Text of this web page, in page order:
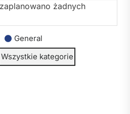
żadnych
General
Wszystkie kategorie